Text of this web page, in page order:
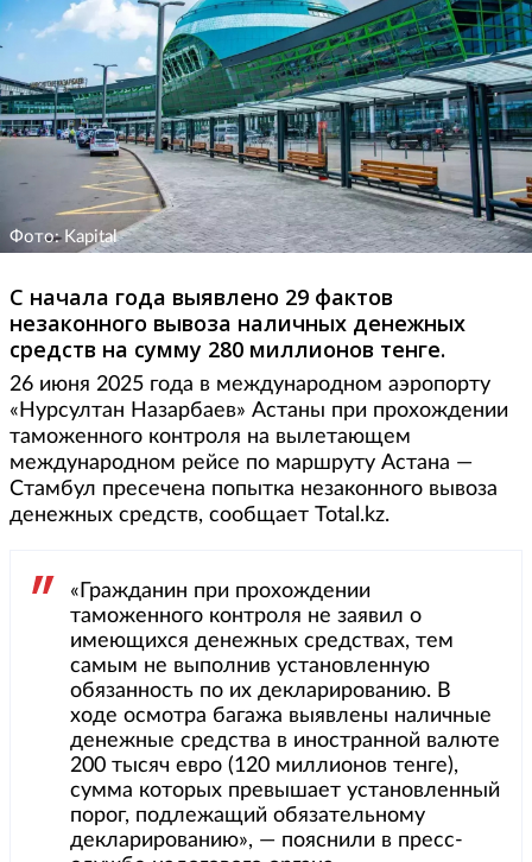
Фото: Kapital
С начала года выявлено 29 фактов
незаконного вывоза наличных денежных
средств на сумму 280 миллионов тенге.
26 июня 2025 года в международном аэропорту
«Нурсултан Назарбаев» Астаны при прохождении
таможенного контроля на вылетающем
международном рейсе по маршруту Астана —
Стамбул пресечена попытка незаконного вывоза
денежных средств, сообщает Total.kz.
«Гражданин при прохождении
таможенного контроля не заявил о
имеющихся денежных средствах, тем
самым не выполнив установленную
обязанность по их декларированию. В
ходе осмотра багажа выявлены наличные
денежные средства в иностранной валюте
200 тысяч евро (120 миллионов тенге),
сумма которых превышает установленный
порог, подлежащий обязательному
декларированию», — пояснили в пресс-